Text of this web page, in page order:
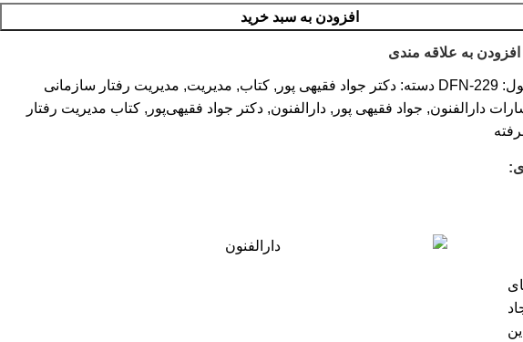
افزودن به سبد خرید
افزودن به علاقه مندی
DFN-229 دسته: دکتر جواد فقیهی پور , کتاب, مدیریت, مدیریت رفتار سازمانی
دارالفنون, جواد فقیهی پور , دارالفنون, دکتر جواد فقیهی‌پور , کتاب مدیریت رفتار